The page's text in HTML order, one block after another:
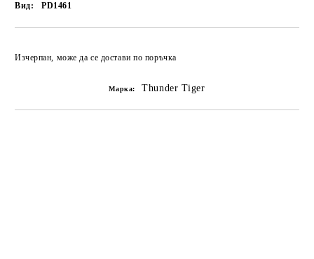
Вид: PD1461
Изчерпан, може да се достави по поръчка
Марка: Thunder Tiger